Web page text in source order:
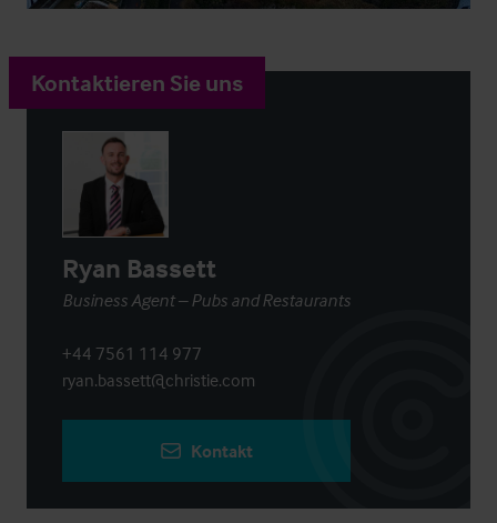
Kontaktieren Sie uns
Ryan Bassett
Business Agent – Pubs and Restaurants
+44 7561 114 977
ryan.bassett@christie.com
Kontakt